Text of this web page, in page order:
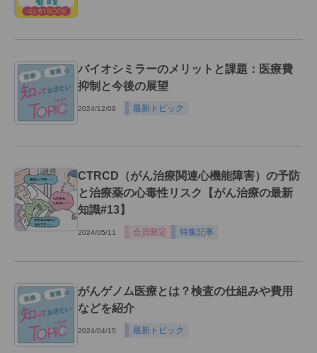
バイオシミラーのメリットと課題：医療費
抑制と今後の展望
2024/12/09 最新トピック
CTRCD（がん治療関連心機能障害）の予防
と治療薬の心毒性リスク【がん治療の最新
知識#13】
2024/05/11 会員限定 特集記事
がんゲノム医療とは？検査の仕組みや費用
などを紹介
2024/04/15 最新トピック